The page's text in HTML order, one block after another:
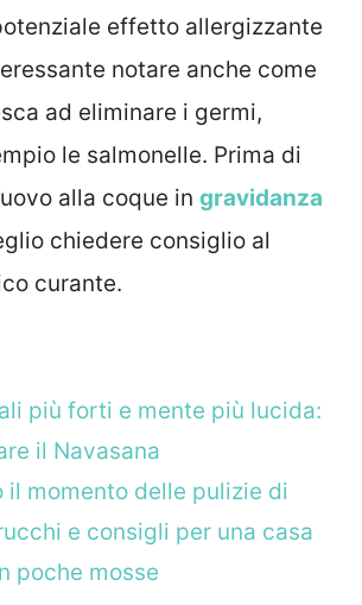
effetto allergizzante
notare anche come
ad eliminare i germi,
le salmonelle. Prima di
alla coque in gravidanza
chiedere consiglio al
curante.
più forti e mente più lucida:
il Navasana
il momento delle pulizie di
e consigli per una casa
poche mosse